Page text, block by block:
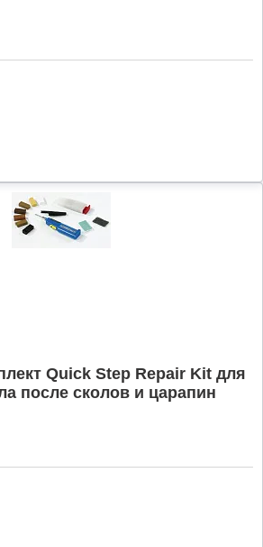
Quick Step Repair Kit для
после сколов и царапин